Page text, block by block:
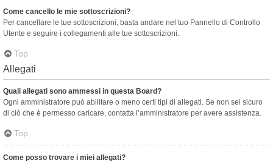
Come cancello le mie sottoscrizioni?
Per cancellare le tue sottoscrizioni, basta andare nel tuo Pannello di Controllo
Utente e seguire i collegamenti alle tue sottoscrizioni.
Top
Allegati
Quali allegati sono ammessi in questa Board?
Ogni amministratore può abilitare o meno certi tipi di allegati. Se non sei sicuro
di ciò che è permesso caricare, contatta l’amministratore per avere assistenza.
Top
Come posso trovare i miei allegati?